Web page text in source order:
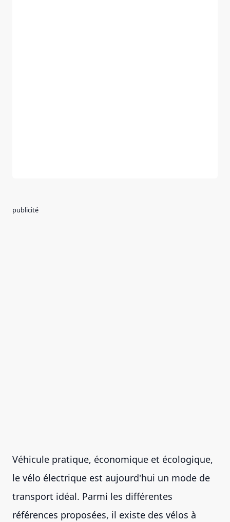
publicité
Véhicule pratique, économique et écologique,
le vélo électrique est aujourd'hui un mode de
transport idéal. Parmi les différentes
références proposées, il existe des vélos à